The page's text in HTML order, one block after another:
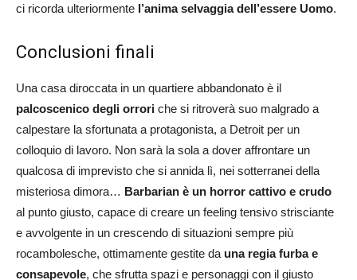
ci ricorda ulteriormente l’anima selvaggia dell’essere Uomo.
Conclusioni finali
Una casa diroccata in un quartiere abbandonato è il
palcoscenico degli orrori che si ritroverà suo malgrado a
calpestare la sfortunata a protagonista, a Detroit per un
colloquio di lavoro. Non sarà la sola a dover affrontare un
qualcosa di imprevisto che si annida lì, nei sotterranei della
misteriosa dimora… Barbarian è un horror cattivo e crudo
al punto giusto, capace di creare un feeling tensivo strisciante
e avvolgente in un crescendo di situazioni sempre più
rocambolesche, ottimamente gestite da una regia furba e
consapevole, che sfrutta spazi e personaggi con il giusto